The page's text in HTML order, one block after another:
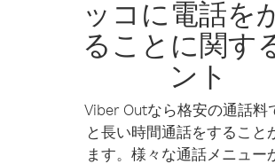
ッコに電話を
ることに関す
ント
Viber Outなら格安の通話料
と長い時間通話をすること
ます。様々な通話メニュー